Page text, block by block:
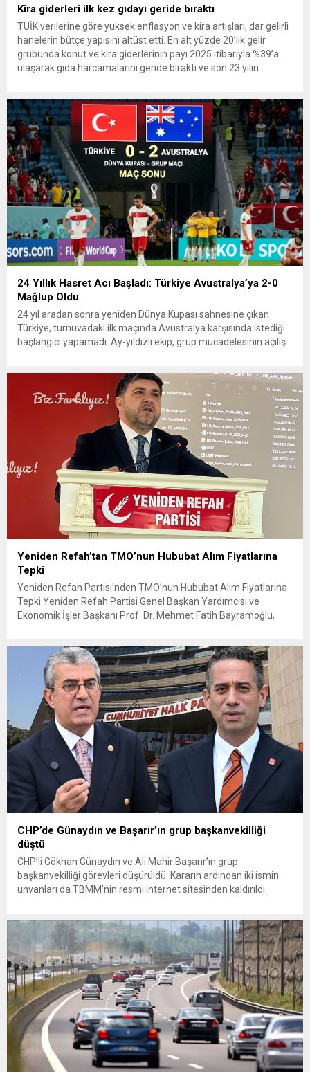
Kira giderleri ilk kez gıdayı geride bıraktı
TÜİK verilerine göre yüksek enflasyon ve kira artışları, dar gelirli
hanelerin bütçe yapısını altüst etti. En alt yüzde 20’lik gelir
grubunda konut ve kira giderlerinin payı 2025 itibarıyla %39’a
ulaşarak gıda harcamalarını geride bıraktı ve son 23 yılın
24 Yıllık Hasret Acı Başladı: Türkiye Avustralya’ya 2-0
Mağlup Oldu
24 yıl aradan sonra yeniden Dünya Kupası sahnesine çıkan
Türkiye, turnuvadaki ilk maçında Avustralya karşısında istediği
başlangıcı yapamadı. Ay-yıldızlı ekip, grup mücadelesinin açılış
itibaren iki takım da kontrollü bir oyun sergilerken, Avustralya
özellikle hızlı hücumlarla etkili olmaya...
Yeniden Refah’tan TMO’nun Hububat Alım Fiyatlarına
Tepki
Yeniden Refah Partisi’nden TMO’nun Hububat Alım Fiyatlarına
Tepki Yeniden Refah Partisi Genel Başkan Yardımcısı ve
Ekonomik İşler Başkanı Prof. Dr. Mehmet Fatih Bayramoğlu,
fiyatların çiftçinin artan maliyetlerini karşılamaktan uzak
olduğunu savunarak fiyatların yeniden değerlendirilmesi
çağrısında...
CHP’de Günaydın ve Başarır’ın grup başkanvekilliği
düştü
CHP’li Gökhan Günaydın ve Ali Mahir Başarır’ın grup
başkanvekilliği görevleri düşürüldü. Kararın ardından iki ismin
unvanları da TBMM’nin resmi internet sitesinden kaldırıldı.
çıkarma cezası uygulanmak üzere Yüksek Disiplin Kurulu’na
(YDK) sevk edilen ve partideki tüm görevlerinden...